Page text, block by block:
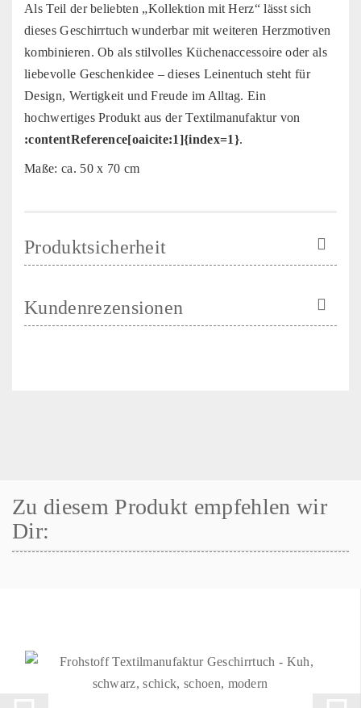
Als Teil der beliebten „Kollektion mit Herz“ lässt sich
dieses Geschirrtuch wunderbar mit weiteren Herzmotiven
kombinieren. Ob als stilvolles Küchenaccessoire oder als
liebevolle Geschenkidee – dieses Leinentuch steht für
Design, Wertigkeit und Freude im Alltag. Ein
hochwertiges Produkt aus der Textilmanufaktur von
:contentReference[oaicite:1]{index=1}.
Maße: ca. 50 x 70 cm
Produktsicherheit
Kundenrezensionen
Zu diesem Produkt empfehlen wir
Dir: